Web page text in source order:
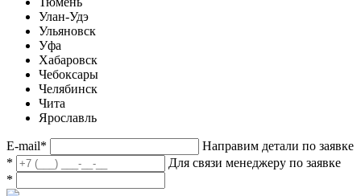
Улан-Удэ
Ульяновск
Уфа
Хабаровск
Чебоксары
Челябинск
Чита
Ярославль
E-mail*
Направим детали по заявке
*
Для связи менеджеру по заявке
*